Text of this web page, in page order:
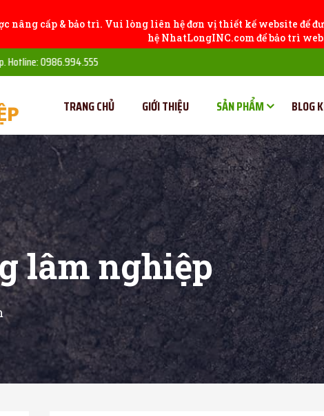
nâng cấp & bảo trì. Vui lòng liên hệ đơn vị thiết kế website
hệ NhatLongINC.com để bảo trì
0986.994.555
TRANG CHỦ GIỚI THIỆU SẢN PHẨM BLOG
lâm nghiệp